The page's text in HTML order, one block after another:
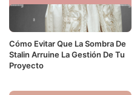
Cómo Evitar Que La Sombra De
Stalin Arruine La Gestión De Tu
Proyecto